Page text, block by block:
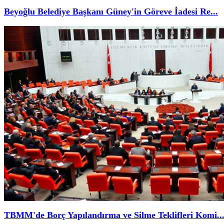
Beyoğlu Belediye Başkanı Güney'in Göreve İadesi Re...
TBMM'de Borç Yapılandırma ve Silme Teklifleri Komi...